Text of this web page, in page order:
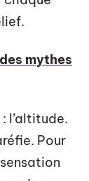
mythes
l’altitude.
Pour